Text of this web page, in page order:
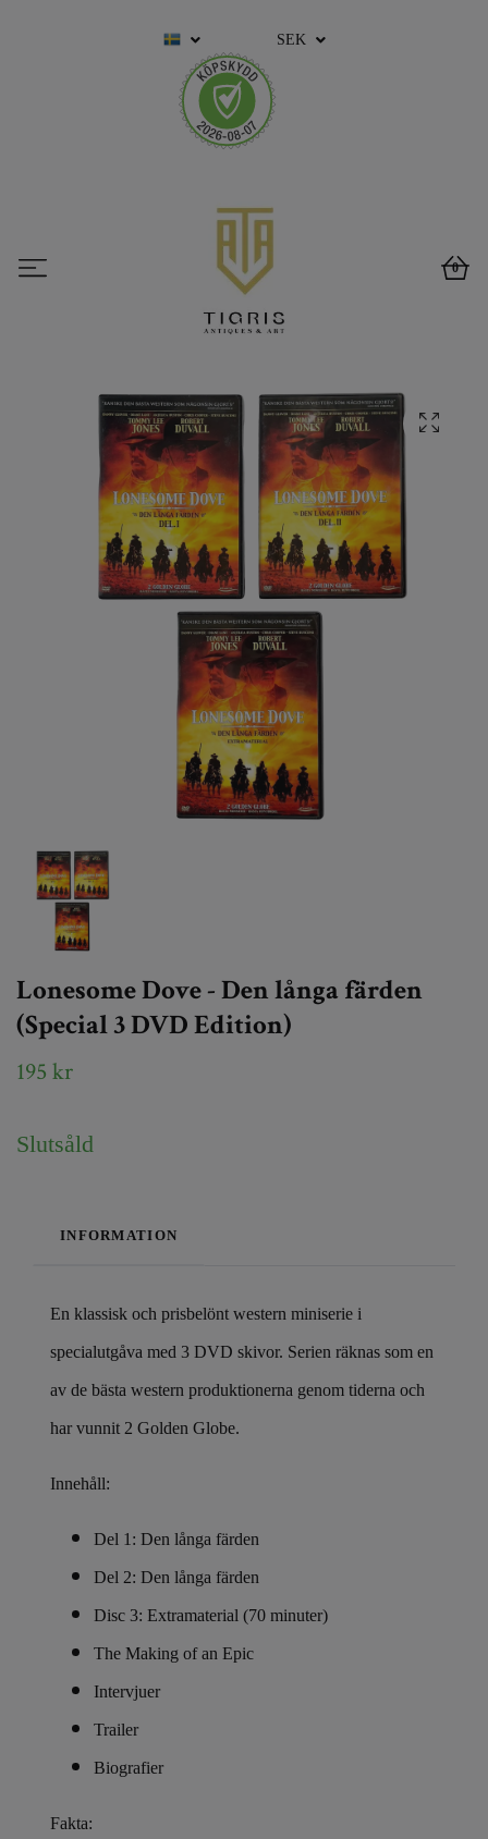
SEK
0
Lonesome Dove - Den långa färden
(Special 3 DVD Edition)
195 kr
Slutsåld
INFORMATION
En klassisk och prisbelönt western miniserie i
specialutgåva med 3 DVD skivor. Serien räknas som en
av de bästa western produktionerna genom tiderna och
har vunnit 2 Golden Globe.
Innehåll:
Del 1: Den långa färden
Del 2: Den långa färden
Disc 3: Extramaterial (70 minuter)
The Making of an Epic
Intervjuer
Trailer
Biografier
Fakta: